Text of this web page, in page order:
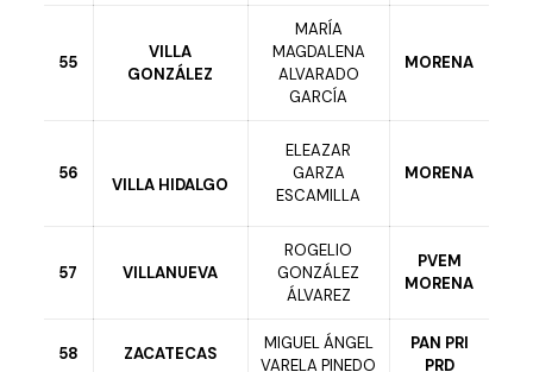
55
VILLA
GONZÁLEZ
MARÍA
MAGDALENA
ALVARADO
GARCÍA
MORENA
56
VILLA HIDALGO
ELEAZAR
GARZA
ESCAMILLA
MORENA
57 VILLANUEVA
ROGELIO
GONZÁLEZ
ÁLVAREZ
PVEM
MORENA
58 ZACATECAS
MIGUEL ÁNGEL
VARELA PINEDO
PAN PRI
PRD